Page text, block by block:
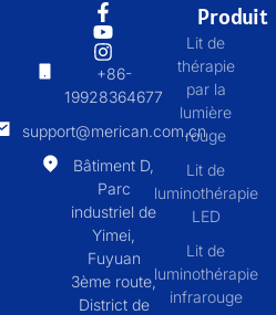
+86-
19928364677
support@merican.com.cn
Bâtiment D,
Parc
industriel de
Yimei,
Fuyuan
3ème route,
District de
Produit
Lit de
thérapie
par la
lumière
rouge
Lit de
luminothérapie
LED
Lit de
luminothérapie
infrarouge